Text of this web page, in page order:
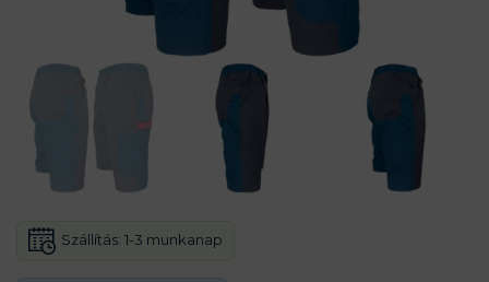
Szállítás: 1-3 munkanap